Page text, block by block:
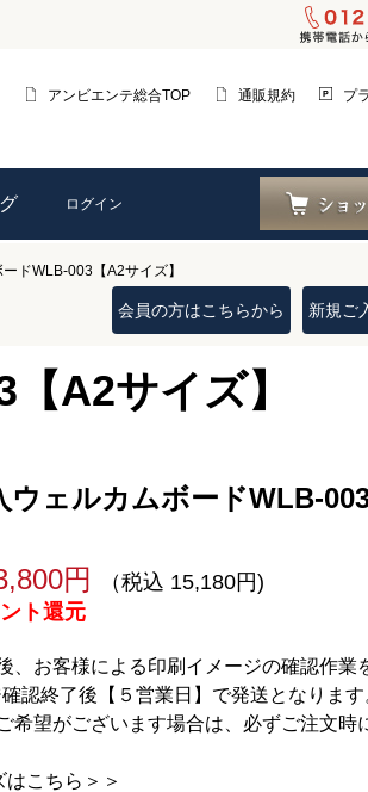
アンビエンテ総合TOP 通販規約 プ
ログイン
ドWLB-003【A2サイズ】
会員の方はこちらから 新規ご
A2サイズ】
ウェルカムボードWLB-
円
（税込 15,180円)
ト還元
、お客様による印刷イメージの確認作業
認終了後【５営業日】で発送となります
希望がございます場合は、必ずご注文時
はこちら＞＞